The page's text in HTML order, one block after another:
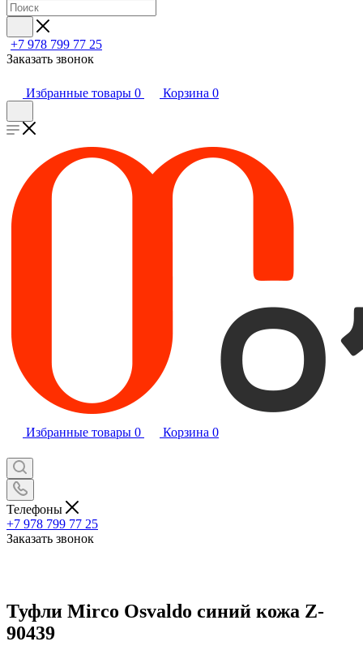
+7 978 799 77 25
Заказать звонок
Избранные товары 0 Корзина 0
Избранные товары 0 Корзина 0
Телефоны
+7 978 799 77 25
Заказать звонок
Туфли Mirco Osvaldo синий кожа Z-
90439